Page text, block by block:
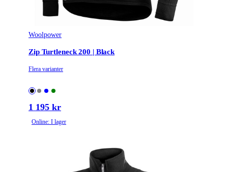
Woolpower
Zip Turtleneck 200 | Black
Flera varianter
1 195 kr
Online: I lager